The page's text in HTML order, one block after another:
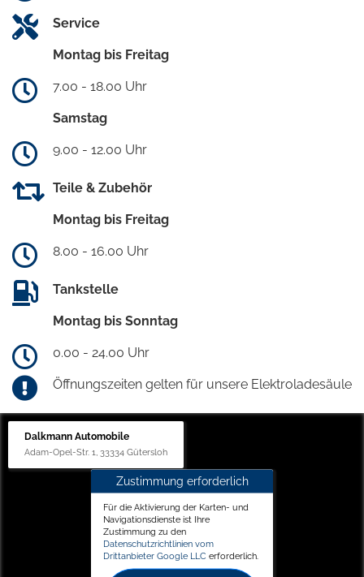
Service
Montag bis Freitag
7.00 - 18.00 Uhr
Samstag
9.00 - 12.00 Uhr
Teile & Zubehör
Montag bis Freitag
8.00 - 16.00 Uhr
Tankstelle
Montag bis Sonntag
0.00 - 24.00 Uhr
Öffnungszeiten gelten für unsere Elektroladesäule
Dalkmann Automobile
Adam-Opel-Str. 1, 33334 Gütersloh
Zustimmung erforderlich
Für die Aktivierung der Karten- und
Navigationsdienste ist Ihre
Zustimmung zu den
Datenschutzrichtlinien vom
Drittanbieter Google LLC erforderlich.